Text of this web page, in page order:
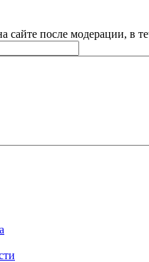
сайте после модерации, в